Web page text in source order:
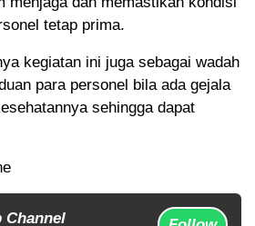
tetap prima.
kegiatan ini juga sebagai wadah
para personel bila ada gejala
sehingga dapat
Channel